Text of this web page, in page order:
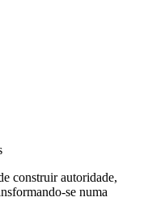
construir autoridade,
se numa